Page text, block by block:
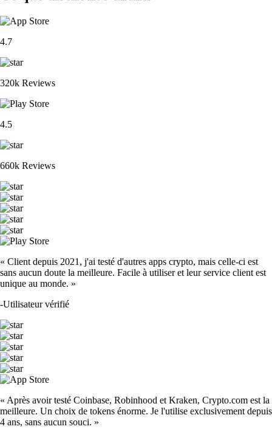
4.7
320k Reviews
4.5
660k Reviews
« Client depuis 2021, j'ai testé d'autres apps crypto, mais celle-ci est
sans aucun doute la meilleure. Facile à utiliser et leur service client est
unique au monde. »
-Utilisateur vérifié
« Après avoir testé Coinbase, Robinhood et Kraken, Crypto.com est la
meilleure. Un choix de tokens énorme. Je l'utilise exclusivement depuis
4 ans, sans aucun souci. »